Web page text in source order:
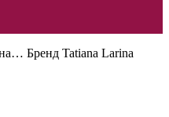
Бренд Tatiana Larina